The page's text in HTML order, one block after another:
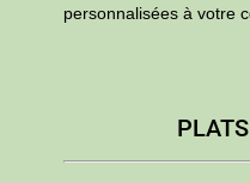
personnalisées à votre
PLATS